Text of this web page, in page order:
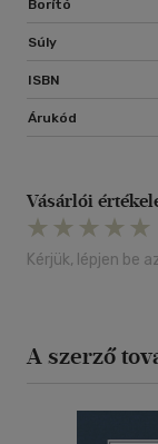
Borító
Súly
ISBN
Árukód
Vásárlói
Kérjük, lépjen be
A szerző